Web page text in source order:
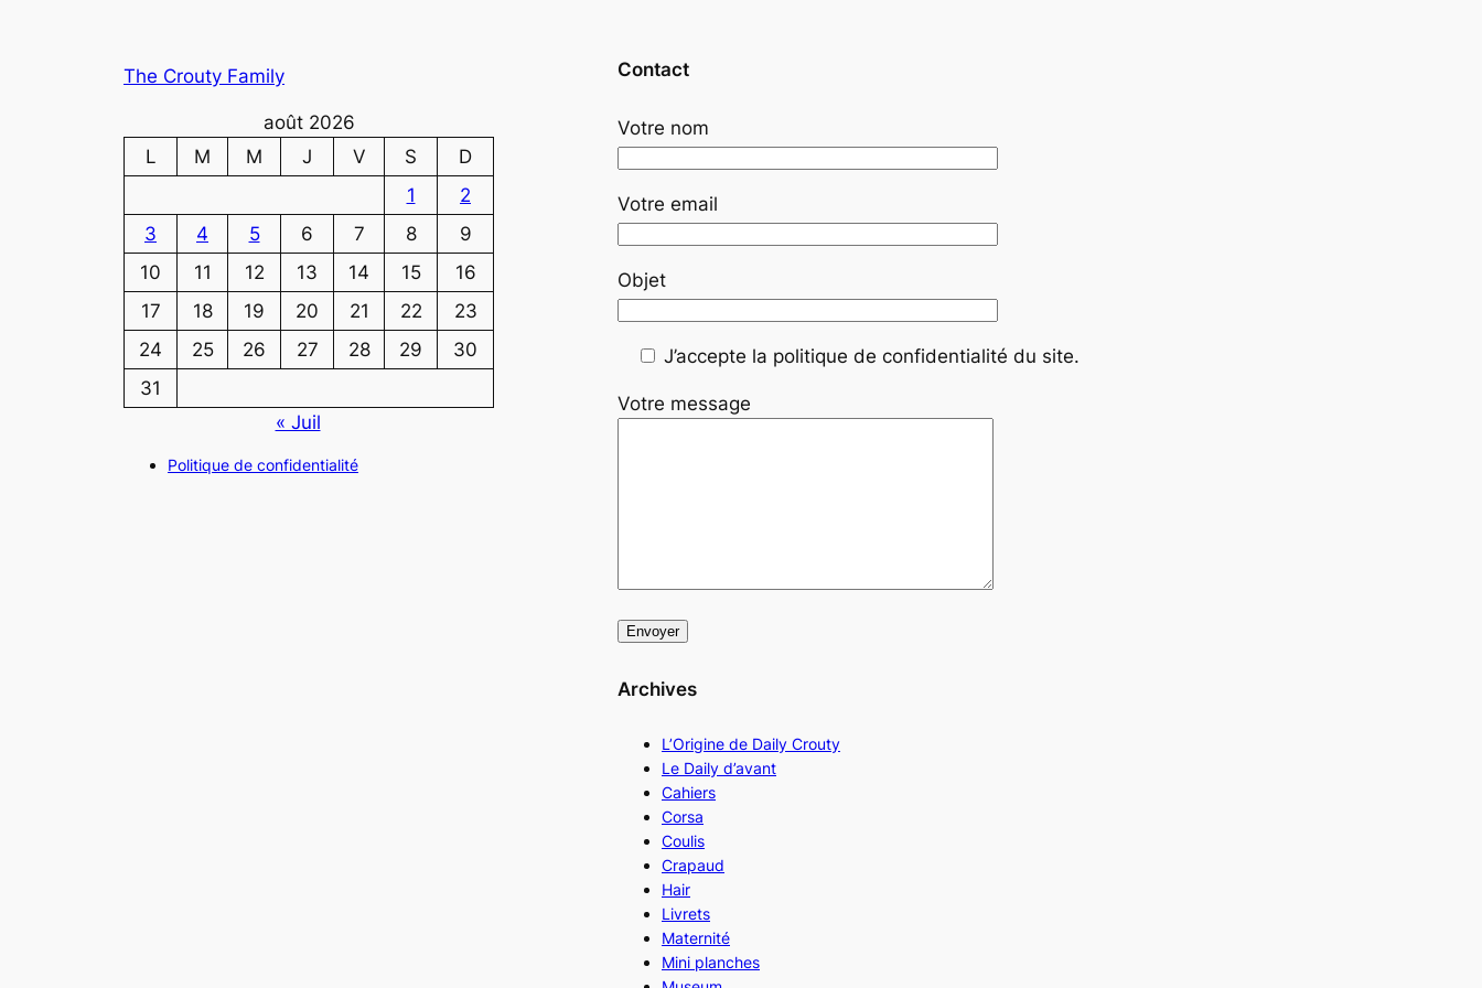
The Crouty Family
août 2026
L
M M J V S
D
1
2
3
4 5 6 7 8
9
10
11 12 13 14 15
16
17
18 19 20 21 22
23
24
25 26 27 28 29
30
31
« Juil
Politique de confidentialité
Contact
Votre nom
Votre email
Objet
J’accepte la politique de confidentialité du site.
Votre message
Archives
L’Origine de Daily Crouty
Le Daily d’avant
Cahiers
Corsa
Coulis
Crapaud
Hair
Livrets
Maternité
Mini planches